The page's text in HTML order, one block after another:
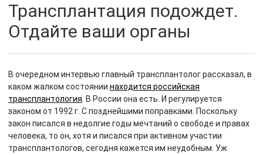
Трансплантация подождет.
Отдайте ваши органы
В очередном интервью главный трансплантолог рассказал, в
каком жалком состоянии находится российская
трансплантология В России она есть. И регулируется
законом от 1992 г. С позднейшими поправками. Поскольку
закон писался в недолгие годы мечтаний о свободе и правах
человека, то он, хотя и писался при активном участии
трансплантологов, сегодня кажется им неудобным. Уж